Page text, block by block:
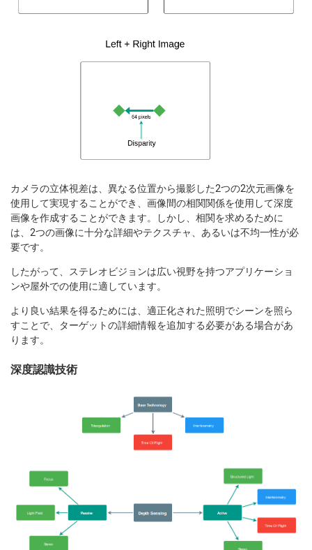
カメラの立体視差は、異なる位置から撮影した2つの2次元画像を
使用して実現することができ、画像間の相関関係を使用して深度
画像を作成することができます。しかし、相関を求めるために
は、2つの画像に十分な詳細やテクスチャ、あるいは不均一性が必
要です。
したがって、ステレオビジョンは広い視野を持つアプリケーショ
ンや屋外での使用に適しています。
より良い結果を得るためには、適正化された照明でシーンを照ら
すことで、ターゲットの詳細情報を追加する必要がある場合があ
ります。
深度認識技術